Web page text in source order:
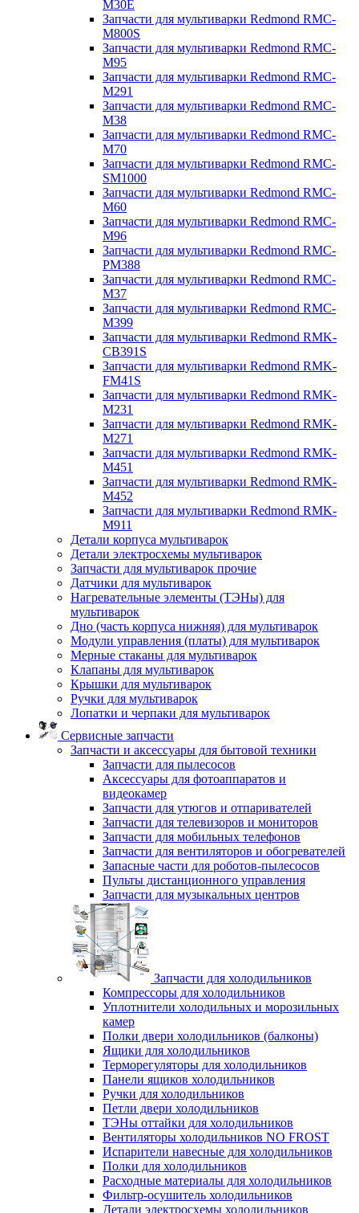
M30E
Запчасти для мультиварки Redmond RMC-
M800S
Запчасти для мультиварки Redmond RMC-
M95
Запчасти для мультиварки Redmond RMC-
M291
Запчасти для мультиварки Redmond RMC-
M38
Запчасти для мультиварки Redmond RMC-
M70
Запчасти для мультиварки Redmond RMC-
SM1000
Запчасти для мультиварки Redmond RMC-
M60
Запчасти для мультиварки Redmond RMC-
M96
Запчасти для мультиварки Redmond RMC-
PM388
Запчасти для мультиварки Redmond RMC-
M37
Запчасти для мультиварки Redmond RMC-
M399
Запчасти для мультиварки Redmond RMK-
CB391S
Запчасти для мультиварки Redmond RMK-
FM41S
Запчасти для мультиварки Redmond RMK-
M231
Запчасти для мультиварки Redmond RMK-
M271
Запчасти для мультиварки Redmond RMK-
M451
Запчасти для мультиварки Redmond RMK-
M452
Запчасти для мультиварки Redmond RMK-
M911
Детали корпуса мультиварок
Детали электросхемы мультиварок
Запчасти для мультиварок прочие
Датчики для мультиварок
Нагревательные элементы (ТЭНы) для
мультиварок
Дно (часть корпуса нижняя) для мультиварок
Модули управления (платы) для мультиварок
Мерные стаканы для мультиварок
Клапаны для мультиварок
Крышки для мультиварок
Ручки для мультиварок
Лопатки и черпаки для мультиварок
Сервисные запчасти
Запчасти и аксессуары для бытовой техники
Запчасти для пылесосов
Аксессуары для фотоаппаратов и
видеокамер
Запчасти для утюгов и отпаривателей
Запчасти для телевизоров и мониторов
Запчасти для мобильных телефонов
Запчасти для вентиляторов и обогревателей
Запасные части для роботов-пылесосов
Пульты дистанционного управления
Запчасти для музыкальных центров
Запчасти для холодильников
Компрессоры для холодильников
Уплотнители холодильных и морозильных
камер
Полки двери холодильников (балконы)
Ящики для холодильников
Терморегуляторы для холодильников
Панели ящиков холодильников
Ручки для холодильников
Петли двери холодильников
ТЭНы оттайки для холодильников
Вентиляторы холодильников NO FROST
Испарители навесные для холодильников
Полки для холодильников
Расходные материалы для холодильников
Фильтр-осушитель холодильников
Детали электросхемы холодильников